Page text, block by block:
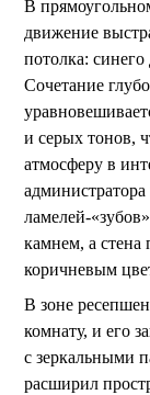
В
движение
потолка: синего
Сочетание
и серых тонов,
атмосферу в
ламелей-
камнем, а
коричневым
В зоне
комнату, и его
с зеркальными
расширил